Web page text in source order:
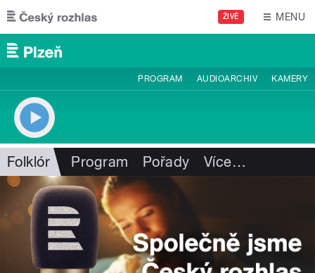
Přejít k hlavnímu obsahu
ŽIVĚ MENU
PROGRAM AUDIOARCHIV KAMERY
Folklór Program Pořady Více…